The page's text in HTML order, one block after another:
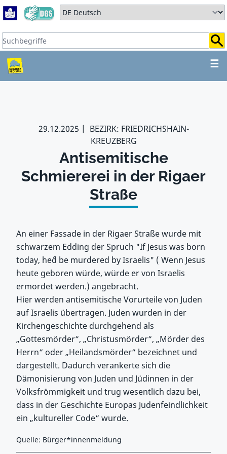
Zum Hauptbereich springen
Zum Hauptmenü springen
Sprache auswählen:
Suchbegriffe:
☰
ZUM HAUPTBEREICH
29.12.2025
BEZIRK: FRIEDRICHSHAIN-
KREUZBERG
Antisemitische
Schmiererei in der Rigaer
Straße
An einer Fassade in der Rigaer Straße wurde mit
schwarzem Edding der Spruch "If Jesus was born
today, he´d be murdered by Israelis" ( Wenn Jesus
heute geboren würde, würde er von Israelis
ermordet werden.) angebracht.
Hier werden antisemitische Vorurteile von Juden
auf Israelis übertragen. Juden wurden in der
Kirchengeschichte durchgehend als
„Gottesmörder“, „Christusmörder“, „Mörder des
Herrn“ oder „Heilandsmörder“ bezeichnet und
dargestellt. Dadurch verankerte sich die
Dämonisierung von Juden und Jüdinnen in der
Volksfrömmigkeit und trug wesentlich dazu bei,
dass in der Geschichte Europas Judenfeindlichkeit
ein „kultureller Code“ wurde. ​​​​​​​
Quelle: Bürger*innenmeldung